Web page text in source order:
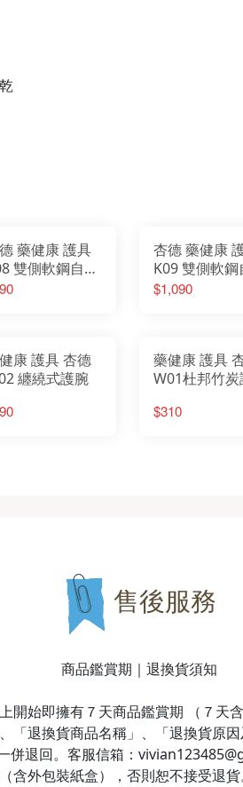
藥健康 護具
雙側軟鋼自黏
護膝
杏德 藥健康
K09 雙側軟鋼
長 護膝
$1,090
康 護具 杏德
纏繞式護腕
藥健康 護具
W01杜邦竹炭
$310
售後服務
商品鑑賞期｜退換貨須知
開始即擁有７天商品鑑賞期 （７天
退換貨商品名稱」、「退換貨原
退回。客服信箱：
外包裝紙盒），否則恕不接受退貨